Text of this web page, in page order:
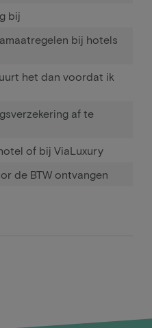
bij
bij hotels
het dan voordat ik
af te
of bij ViaLuxury
de BTW ontvangen